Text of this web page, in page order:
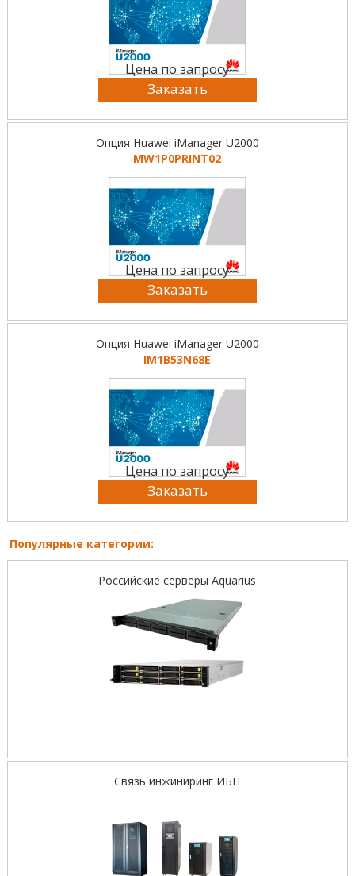
Цена по запросу
Заказать
Опция Huawei iManager U2000
MW1P0PRINT02
Цена по запросу
Заказать
Опция Huawei iManager U2000
IM1B53N68E
Цена по запросу
Заказать
Популярные категории:
Российские серверы Aquarius
Связь инжиниринг ИБП